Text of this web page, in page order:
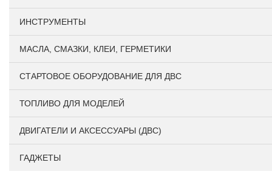
ИНСТРУМЕНТЫ
МАСЛА, СМАЗКИ, КЛЕИ, ГЕРМЕТИКИ
СТАРТОВОЕ ОБОРУДОВАНИЕ ДЛЯ ДВС
ТОПЛИВО ДЛЯ МОДЕЛЕЙ
ДВИГАТЕЛИ И АКСЕССУАРЫ (ДВС)
ГАДЖЕТЫ